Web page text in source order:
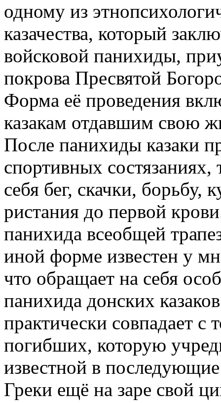
одному из
казачества, который
войсковой панихиды,
покрова Пресвятой
Форма её проведения
казакам отдавшим свою
После панихиды казаки
спортивных
себя бег, скачки, борьбу,
ристания до первой
панихида всеобщей
иной форме известен у
что обращает на себя
панихида донских
практически совпадает
погибших, которую
известной в
Греки ещё на заре свой